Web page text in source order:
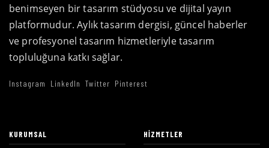
benimseyen bir tasarım stüdyosu ve dijital yayın
platformudur. Aylık tasarım dergisi, güncel haberler
ve profesyonel tasarım hizmetleriyle tasarım
topluluğuna katkı sağlar.
Instagram LinkedIn Twitter Pinterest
KURUMSAL HIZMETLER